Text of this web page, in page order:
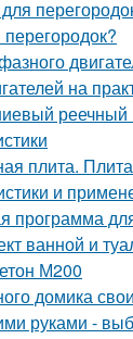
на
реечный
плита.
и
программа
ванной и
М200
домика
руками -